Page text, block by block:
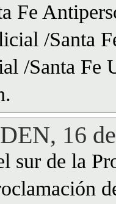
Fe
/Santa
/Santa Fe
16
sur de la